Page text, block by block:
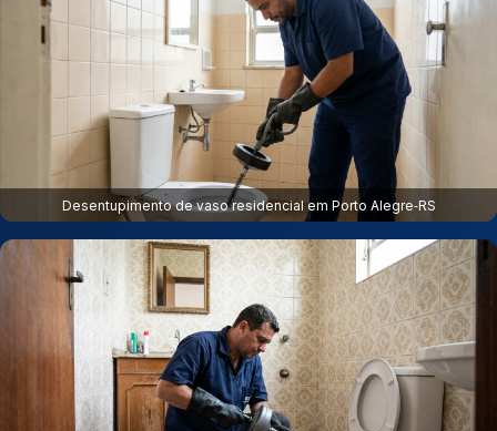
Desentupimento de vaso residencial em Porto Alegre‑RS